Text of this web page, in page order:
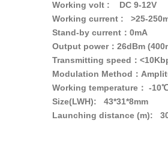
Working volt : DC 9-12V
Working current : >25-
Stand-by current：0mA
Transmitting speed：
Working temperature： -
Size(LWH): 43*31*8mm
Launching distance (m):